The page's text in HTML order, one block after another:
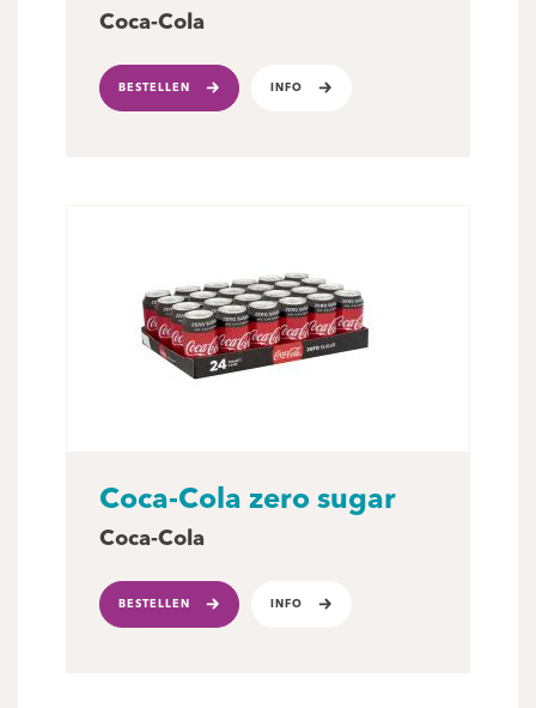
Coca-Cola
BESTELLEN INFO
Coca-Cola zero sugar
Coca-Cola
BESTELLEN INFO